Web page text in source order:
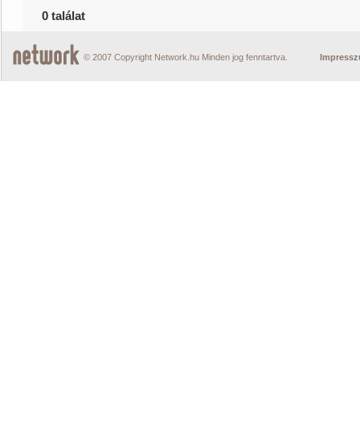
0 találat
© 2007 Copyright Network.hu Minden jog fenntartva.